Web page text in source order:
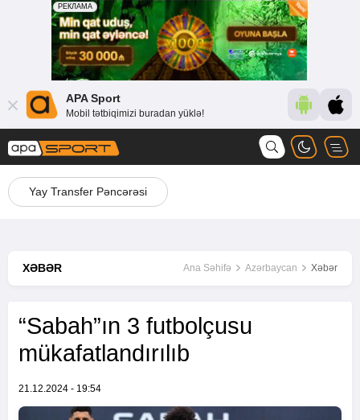
APA Sport
Mobil tətbiqimizi buradan yüklə!
Yay Transfer Pəncərəsi
XƏBƏR Ana Səhifə Azərbaycan Xəbər
“Sabah”ın 3 futbolçusu
mükafatlandırılıb
21.12.2024 - 19:54